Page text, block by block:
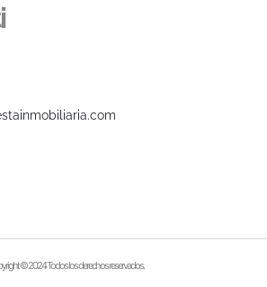
© 2024 Todos los derechos reservados.